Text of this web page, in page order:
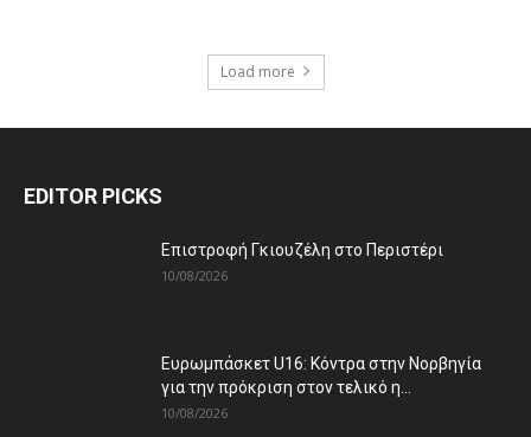
Load more
EDITOR PICKS
Επιστροφή Γκιουζέλη στο Περιστέρι
10/08/2026
Ευρωμπάσκετ U16: Κόντρα στην Νορβηγία
για την πρόκριση στον τελικό η...
10/08/2026